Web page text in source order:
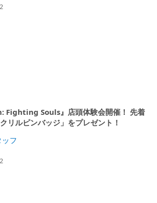
Fighting Souls』店頭体験会開催！ 先着
リルピンバッジ」をプレゼント！
フ